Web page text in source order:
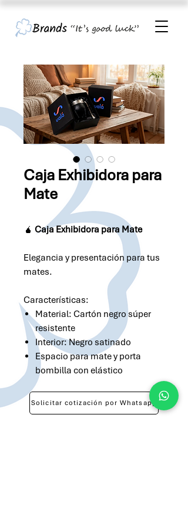
Caja Exhibidora para
Mate
🧉 Caja Exhibidora para Mate
Elegancia y presentación para tus
mates.
Características:
Material: Cartón negro súper
resistente
Interior: Negro satinado
Espacio para mate y porta
bombilla con elástico
Solicitar cotización por Whatsapp